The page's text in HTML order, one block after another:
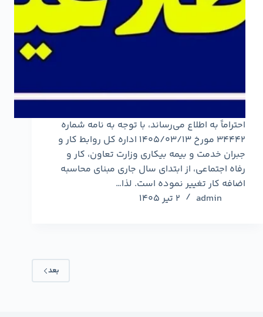
احتراماً به اطلاع می‌رساند، با توجه به نامه شماره
34442 مورخ 1405/03/13 اداره کل روابط کار و
جبران خدمت و بیمه بیکاری وزارت تعاون، کار و
رفاه اجتماعی، از ابتدای سال جاری مبنای محاسبه
اضافه کار تغییر نموده است. لذا…
admin
2 تیر 1405
بعد